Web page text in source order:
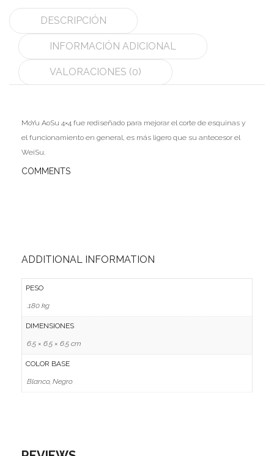
Z-Stickers
Mods
Speedcubing
DESCRIPCIÓN
INFORMACIÓN ADICIONAL
VALORACIONES (0)
MoYu AoSu 4×4 fue rediseñado para mejorar el corte de esquinas y
el funcionamiento en general, es más ligero que su antecesor el
WeiSu.
COMMENTS
ADDITIONAL INFORMATION
PESO
.180 kg
DIMENSIONES
6.5 × 6.5 × 6.5 cm
COLOR BASE
Blanco, Negro